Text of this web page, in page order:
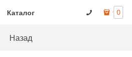
Каталог 0
Назад